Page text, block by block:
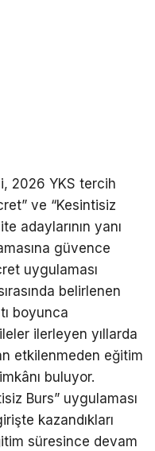
2026 YKS tercih
ve “Kesintisiz
adaylarının yanı
güvence
uygulaması
belirlenen
boyunca
ilerleyen yıllarda
etkilenmeden eğitim
buluyor.
Burs” uygulaması
kazandıkları
süresince devam